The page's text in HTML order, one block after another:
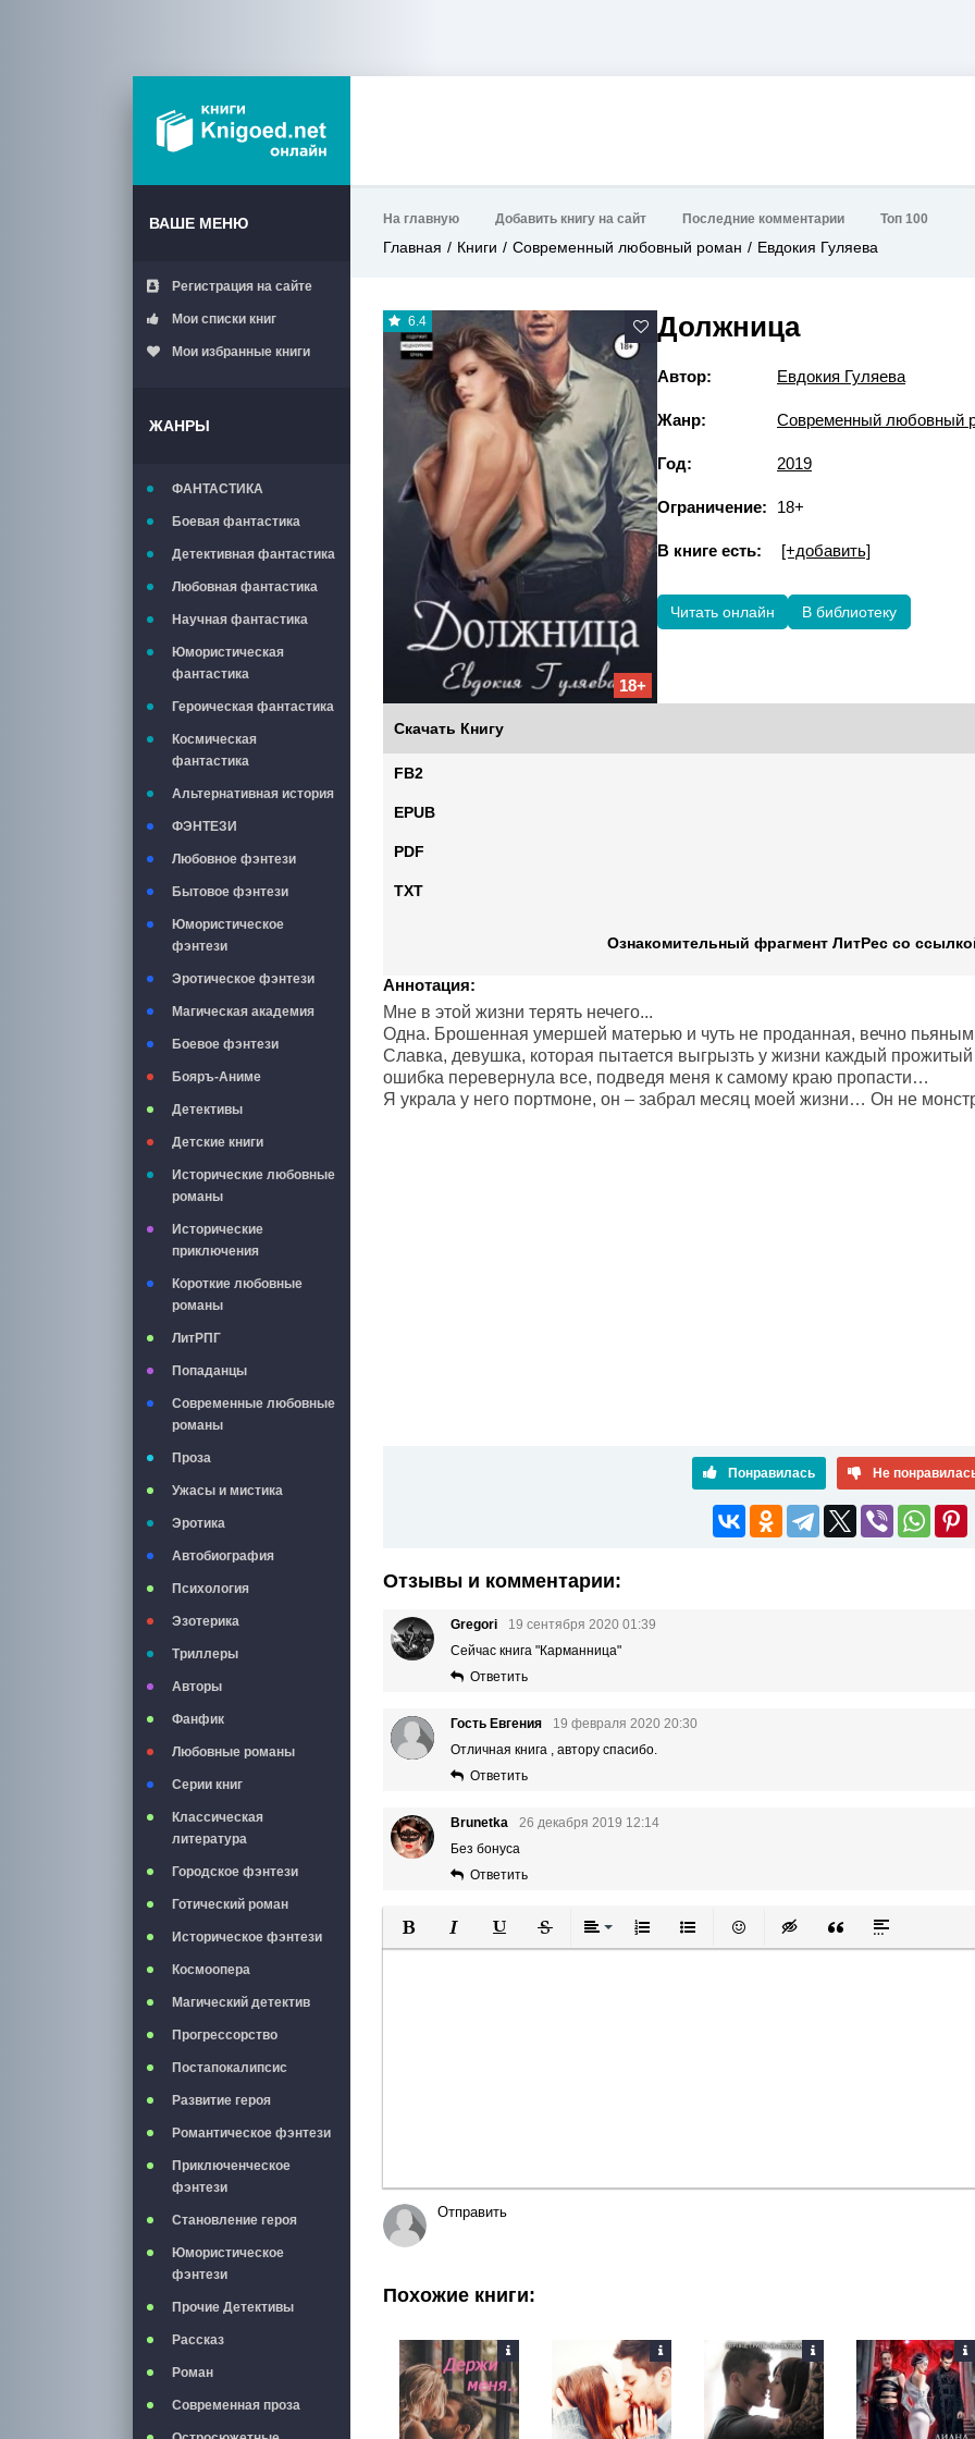
ВАШЕ МЕНЮ
Регистрация на сайте
Мои списки книг
Мои избранные книги
ЖАНРЫ
ФАНТАСТИКА
Боевая фантастика
Детективная фантастика
Любовная фантастика
Научная фантастика
Юмористическая
фантастика
Героическая фантастика
Космическая
фантастика
Альтернативная история
ФЭНТЕЗИ
Любовное фэнтези
Бытовое фэнтези
Юмористическое
фэнтези
Эротическое фэнтези
Магическая академия
Боевое фэнтези
Бояръ-Аниме
Детективы
Детские книги
Исторические любовные
романы
Исторические
приключения
Короткие любовные
романы
ЛитРПГ
Попаданцы
Современные любовные
романы
Проза
Ужасы и мистика
Эротика
Автобиография
Психология
Эзотерика
Триллеры
Авторы
Фанфик
Любовные романы
Серии книг
Классическая
литература
Городское фэнтези
Готический роман
Историческое фэнтези
Космоопера
Магический детектив
Прогрессорство
Постапокалипсис
Развитие героя
Романтическое фэнтези
Приключенческое
фэнтези
Становление героя
Юмористическое
фэнтези
Прочие Детективы
Рассказ
Роман
Современная проза
На главную Добавить книгу на сайт Последние комментарии Топ 100
Главная Книги Современный любовный роман Евдокия Гуляева
6.4
18+
Должница
Автор: Евдокия Гуляева
Жанр: Современный любовный
Год: 2019
Ограничение: 18+
В книге есть: [+добавить]
Читать онлайн В библиотеку
Скачать Книгу
FB2
EPUB
PDF
TXT
Ознакомительный фрагмент ЛитРес со
Аннотация:
Мне в этой жизни терять нечего...
Одна. Брошенная умершей матерью и чуть не проданная, вечно пьяным
Славка, девушка, которая пытается выгрызть у жизни каждый
ошибка перевернула все, подведя меня к самому краю пропасти…
Я украла у него портмоне, он – забрал месяц моей жизни… Он не
Понравилась Не
Отзывы и комментарии:
Gregori
19 сентября 2020 01:39
Сейчас книга "Карманница"
Ответить
Гость Евгения
19 февраля 2020 20:30
Отличная книга , автору спасибо.
Ответить
Brunetka
26 декабря 2019 12:14
Без бонуса
Ответить
Полужирный
КурсивПодчеркнутый
ЗачеркнутыйВыравнивание
Нумерованный список
Маркированный список
Вставить смайлик
Вставка скрытого текста
Вставка цитаты
Вставка
Отправить
Похожие книги: